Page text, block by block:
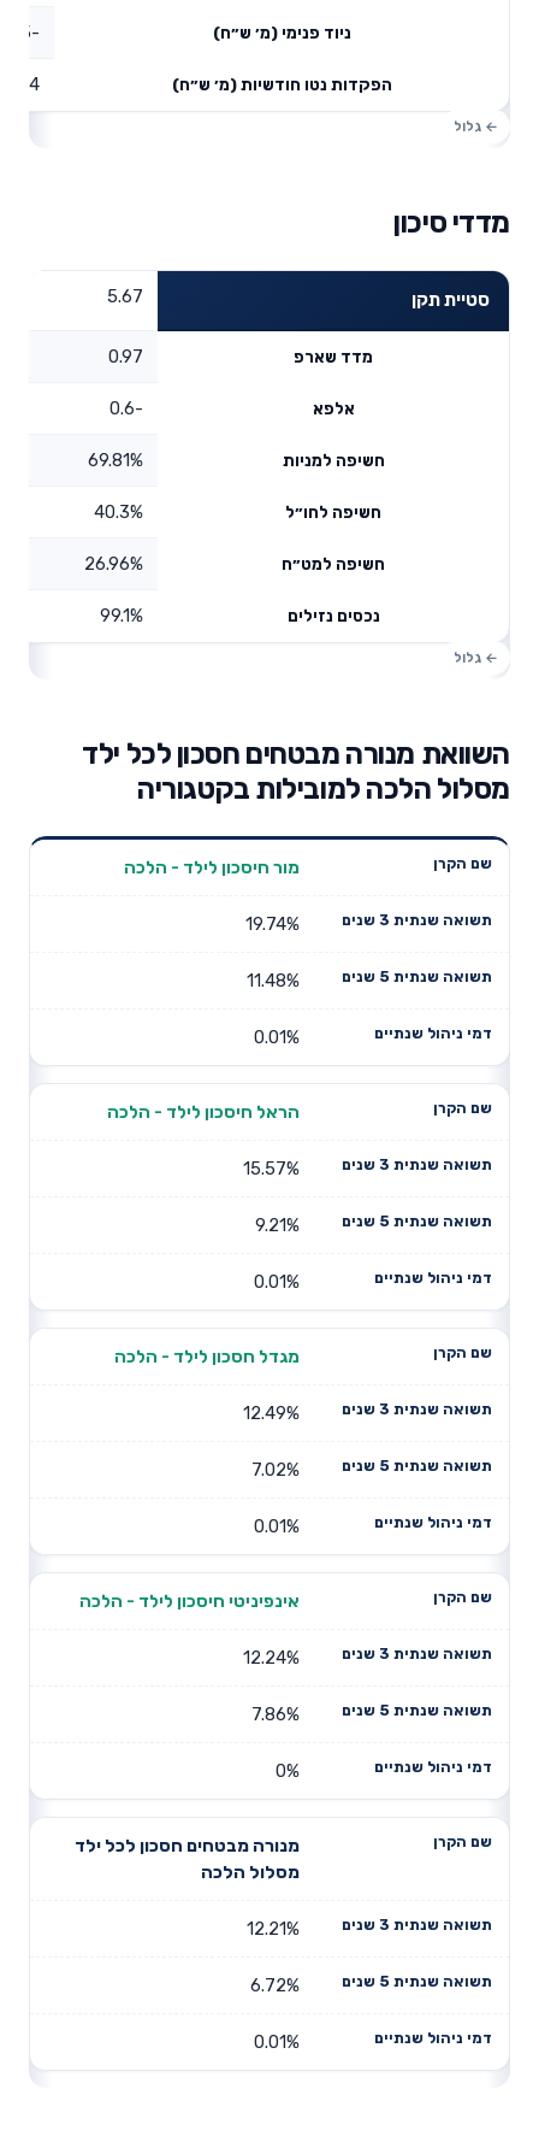
ניוד פנימי (מ׳ ש״ח) -0.55
הפקדות נטו חודשיות (מ׳ ש״ח) 0.4
מדדי סיכון
סטיית תקן 5.67
מדד שארפ 0.97
אלפא -0.6
חשיפה למניות 69.81%
חשיפה לחו״ל 40.3%
חשיפה למט״ח 26.96%
נכסים נזילים 99.1%
השוואת מנורה מבטחים חסכון לכל ילד
מסלול הלכה למובילות בקטגוריה
שנים
תשואה
מור חיסכון לילד - הלכה
19.74%
11.48%
0.01%
הראל חיסכון לילד - הלכה
15.57%
9.21%
0.01%
מגדל חסכון לילד - הלכה
12.49%
7.02%
0.01%
אינפיניטי חיסכון לילד - הלכה
12.24%
7.86%
0%
מנורה מבטחים חסכון לכל ילד
מסלול הלכה
12.21%
6.72%
0.01%